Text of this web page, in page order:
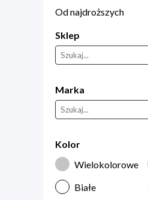
Od najdroższych
Sklep
Marka
Kolor
Wielokolorowe
Białe